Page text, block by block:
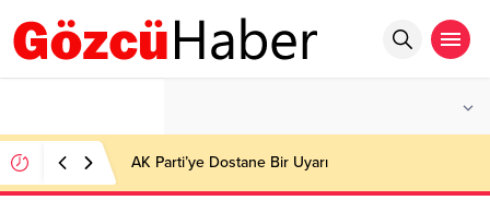
AK Parti’ye Dostane Bir Uyarı